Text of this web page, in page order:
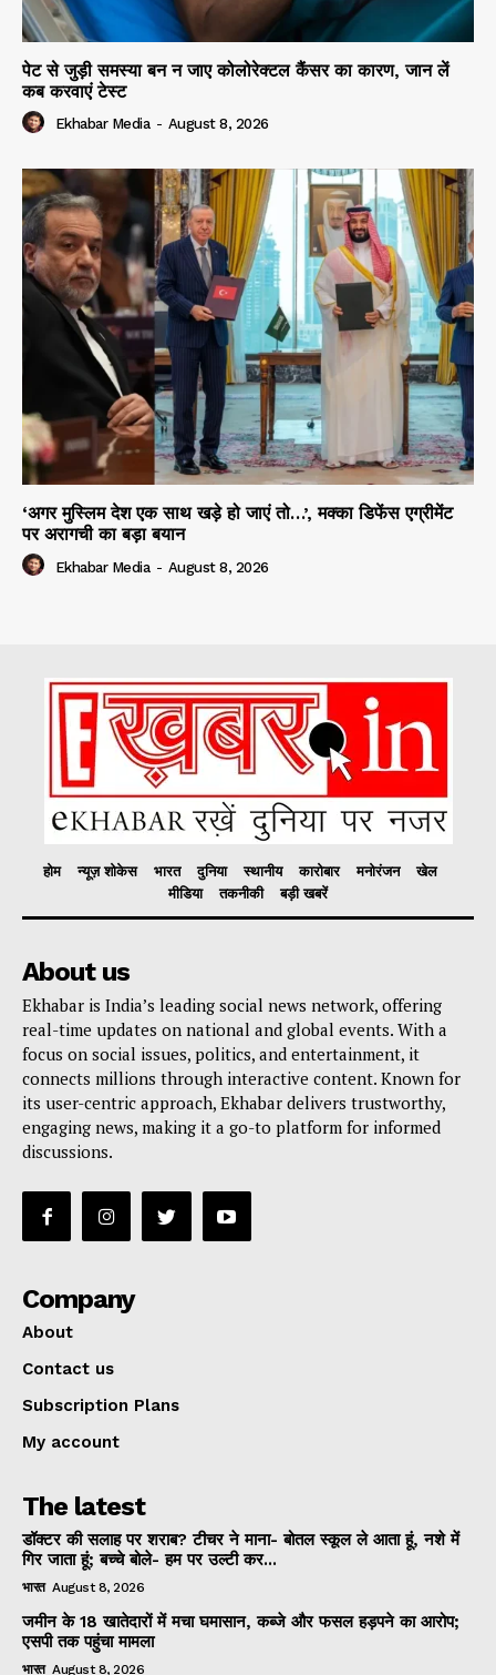
पेट से जुड़ी समस्या बन न जाए कोलोरेक्टल कैंसर का कारण, जान लें
कब करवाएं टेस्ट
Ekhabar Media - August 8, 2026
‘अगर मुस्लिम देश एक साथ खड़े हो जाएं तो…’, मक्का डिफेंस एग्रीमेंट
पर अरागची का बड़ा बयान
Ekhabar Media - August 8, 2026
होम न्यूज़ शोकेस भारत दुनिया स्थानीय कारोबार मनोरंजन
खेल
मीडिया
तकनीकी बड़ी खबरें
About us
Ekhabar is India’s leading social news network, offering
real-time updates on national and global events. With a
focus on social issues, politics, and entertainment, it
connects millions through interactive content. Known for
its user-centric approach, Ekhabar delivers trustworthy,
engaging news, making it a go-to platform for informed
discussions.
Company
About
Contact us
Subscription Plans
My account
The latest
डॉक्टर की सलाह पर शराब? टीचर ने माना- बोतल स्कूल ले आता हूं, नशे में
गिर जाता हूं; बच्चे बोले- हम पर उल्टी कर...
भारत August 8, 2026
जमीन के 18 खातेदारों में मचा घमासान, कब्जे और फसल हड़पने का आरोप;
एसपी तक पहुंचा मामला
भारत August 8, 2026